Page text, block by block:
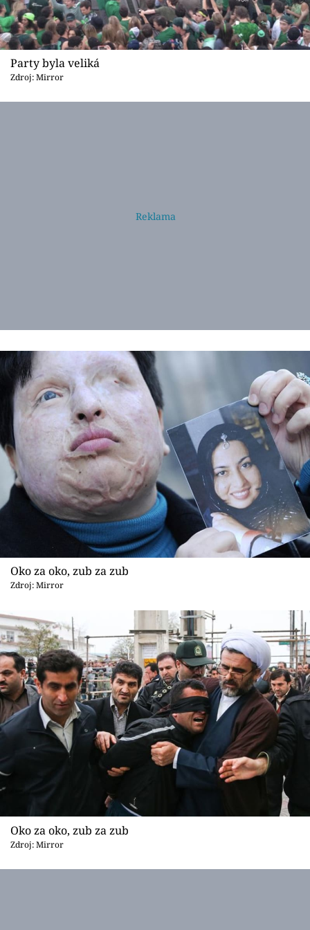
Party byla veliká
Zdroj: Mirror
Oko za oko, zub za zub
Zdroj: Mirror
Oko za oko, zub za zub
Zdroj: Mirror